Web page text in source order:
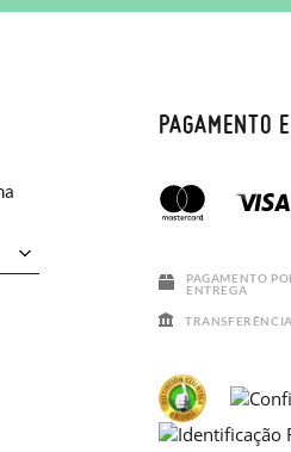
PAGAMENTO
PAGAMENTO
ENTREGA